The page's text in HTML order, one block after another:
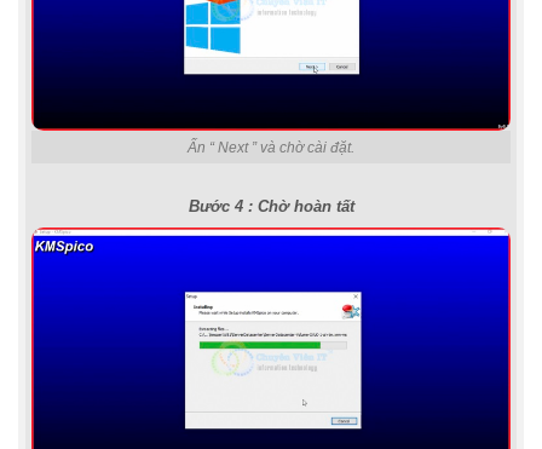
Ấn “ Next ” và chờ cài đặt.
Bước 4 : Chờ hoàn tất